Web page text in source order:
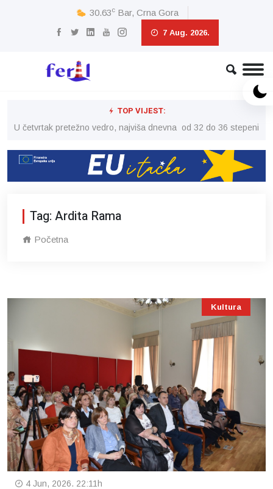
30.63c Bar, Crna Gora
7 Aug. 2026.
TOP VIJEST:
U četvrtak pretežno vedro, najviša dnevna od 32 do 36 stepeni
Tag: Ardita Rama
Početna
Kultura
4 Jun, 2026. 22:11h